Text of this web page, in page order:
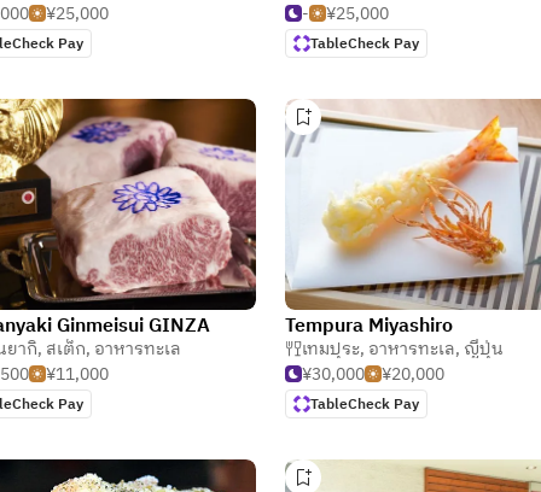
¥25,000
Pay
-
¥25,000
TableCheck Pay
Ginmeisui GINZA
ยากิ, สเต็ก, อาหารทะเล
¥11,000
Pay
Tempura Miyashiro
เทมปุระ, อาหารทะเล, ญี่ปุ่น
¥30,000
¥20,000
TableCheck Pay